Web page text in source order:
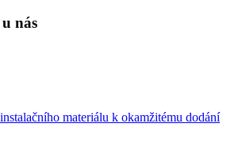
nás
materiálu k okamžitému dodání